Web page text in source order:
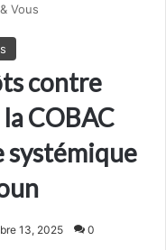
Vous
contre
COBAC
systémique
13, 2025 0